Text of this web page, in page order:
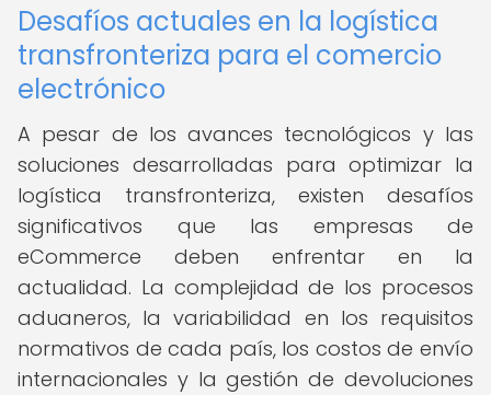
Desafíos actuales en la logística
transfronteriza para el comercio
electrónico
A pesar de los avances tecnológicos y las
soluciones desarrolladas para optimizar la
logística transfronteriza, existen desafíos
significativos que las empresas de
eCommerce deben enfrentar en la
actualidad. La complejidad de los procesos
aduaneros, la variabilidad en los requisitos
normativos de cada país, los costos de envío
internacionales y la gestión de devoluciones